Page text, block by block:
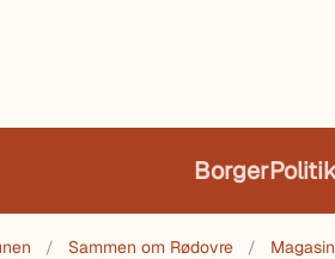
Borger
Sammen om Rødovre